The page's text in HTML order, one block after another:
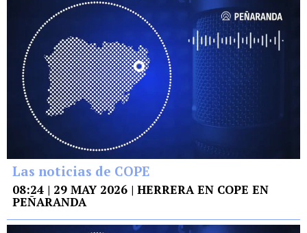
Las noticias de COPE
08:24 | 29 MAY 2026 | HERRERA EN COPE EN
PEÑARANDA